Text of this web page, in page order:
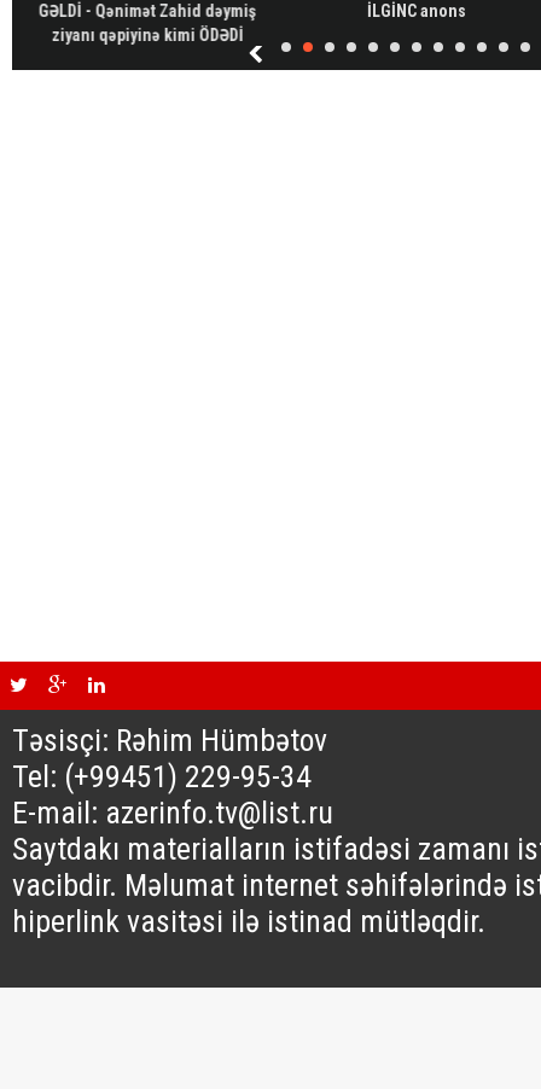
GƏLDİ - Qənimət Zahid dəymiş
ziyanı qəpiyinə kimi ÖDƏDİ
İLGİNC anons
Təsisçi: Rəhim Hümbətov
Tel: (+99451) 229-95-34
E-mail: azerinfo.tv@list.ru
Saytdakı materialların istifadəsi zamanı
vacibdir. Məlumat internet səhifələrində
hiperlink vasitəsi ilə istinad mütləqdir.